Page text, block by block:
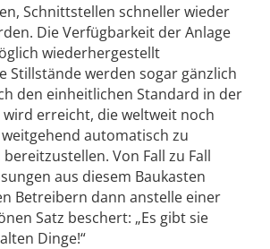
Schnittstellen schneller wieder
Die Verfügbarkeit der Anlage
wiederhergestellt
Stillstände werden sogar gänzlich
den einheitlichen Standard in der
erreicht, die weltweit noch
automatisch zu
Von Fall zu Fall
aus diesem Baukasten
Betreibern dann anstelle einer
Satz beschert: „Es gibt sie
Dinge!“